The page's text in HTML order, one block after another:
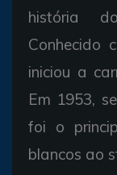
história
Conhecido
iniciou a
Em 1953,
foi o
blancos ao